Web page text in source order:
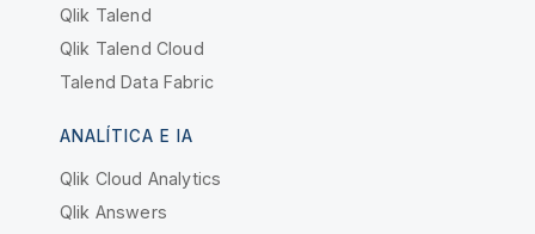
Qlik Talend
Qlik Talend Cloud
Talend Data Fabric
ANALÍTICA E IA
Qlik Cloud Analytics
Qlik Answers